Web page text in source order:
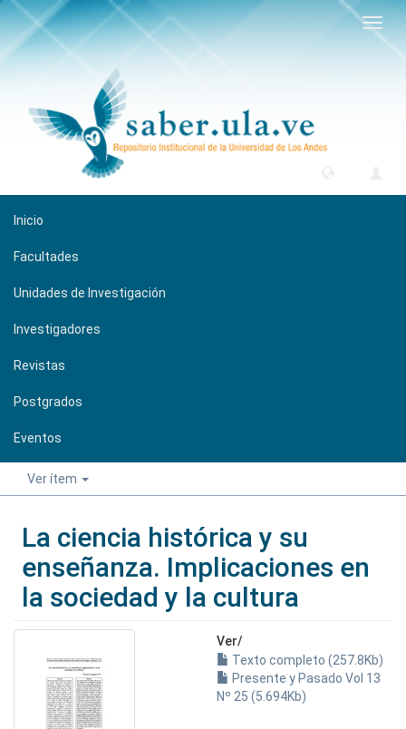
Inicio
Facultades
Unidades de Investigación
Investigadores
Revistas
Postgrados
Eventos
Ver ítem
La ciencia histórica y su
enseñanza. Implicaciones en
la sociedad y la cultura
Ver/
Texto completo (257.8Kb)
Presente y Pasado Vol 13
Nº 25 (5.694Kb)